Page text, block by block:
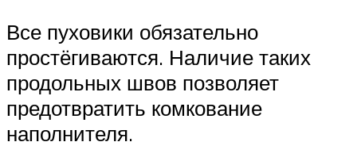
Все пуховики обязательно
простёгиваются. Наличие таких
продольных швов позволяет
предотвратить комкование
наполнителя.